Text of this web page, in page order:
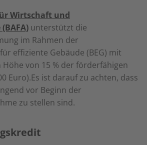
Wirtschaft und
unterstützt die
im Rahmen der
effiziente Gebäude (BEG) mit
Höhe von 15 % der förderfähigen
Euro).Es ist darauf zu achten, dass
vor Beginn der
zu stellen sind.